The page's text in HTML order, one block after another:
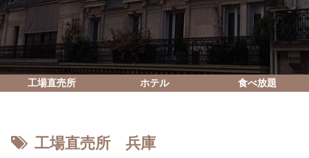
工場直売所 ホテル 食べ放題
工場直売所 兵庫